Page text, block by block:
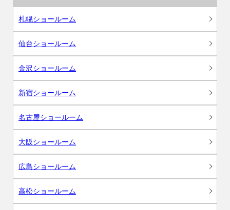
札幌ショールーム
仙台ショールーム
金沢ショールーム
新宿ショールーム
名古屋ショールーム
大阪ショールーム
広島ショールーム
高松ショールーム